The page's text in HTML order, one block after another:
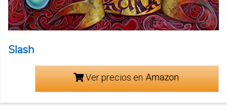
Slash
Ver precios en